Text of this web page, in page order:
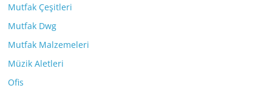
Mutfak Çeşitleri
Mutfak Dwg
Mutfak Malzemeleri
Müzik Aletleri
Ofis